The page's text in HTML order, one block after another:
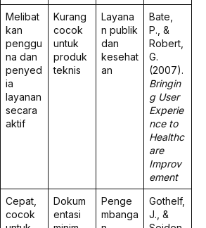
Melibat
kan
penggu
na dan
penyed
ia
layanan
secara
aktif
Kurang
cocok
untuk
produk
teknis
Layana
n publik
dan
kesehat
an
Bate,
P., &
Robert,
G.
(2007).
Bringin
g User
Experie
nce to
Healthc
are
Improv
ement
Cepat,
cocok
Dokum
entasi
Penge
mbanga
Gothelf,
J., &